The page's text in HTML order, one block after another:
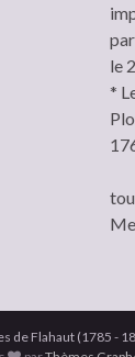
le
*
de Flahaut (1785 -